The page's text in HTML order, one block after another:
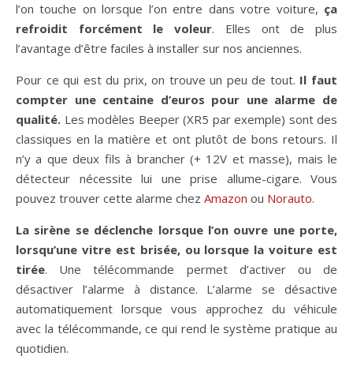
l’on touche on lorsque l’on entre dans votre voiture, ça
refroidit forcément
le voleur. Elles ont de plus
l’avantage d’être faciles à installer sur nos anciennes.
Pour ce qui est du prix, on trouve un peu de tout. Il faut
compter une centaine d’euros pour une alarme de
qualité. Les modèles Beeper (XR5 par exemple) sont des
classiques en la matière et ont plutôt de bons retours. Il
n’y a que deux fils à brancher (+ 12V et masse), mais le
détecteur nécessite lui une prise allume-cigare. Vous
pouvez trouver cette alarme chez Amazon ou Norauto.
La sirène se déclenche lorsque l’on ouvre une porte,
lorsqu’une vitre est brisée, ou lorsque la voiture est
tirée. Une télécommande permet d’activer ou de
désactiver l’alarme à distance. L’alarme se désactive
automatiquement lorsque vous approchez du véhicule
avec la télécommande, ce qui rend le système pratique au
quotidien.